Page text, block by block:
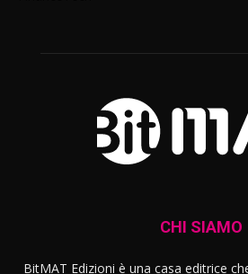
CHI SIAMO
BitMAT Edizioni è una casa editrice